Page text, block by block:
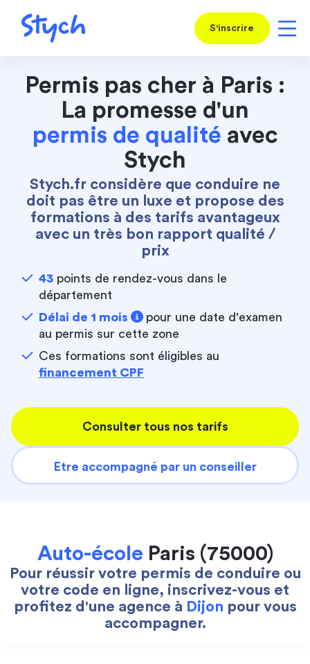
S'inscrire
Permis pas cher à Paris :
La promesse d'un
permis de qualité avec
Stych
Stych.fr considère que conduire ne
doit pas être un luxe et propose des
formations à des tarifs avantageux
avec un très bon rapport qualité /
prix
43 points de rendez-vous dans le
département
Délai de 1 mois
pour une date d'examen
au permis sur cette zone
Ces formations sont éligibles au
financement CPF
Consulter tous nos tarifs
Etre accompagné par un conseiller
Auto-école Paris (75000)
Pour réussir votre permis de conduire ou
votre code en ligne, inscrivez-vous et
profitez d'une agence à Dijon pour vous
accompagner.